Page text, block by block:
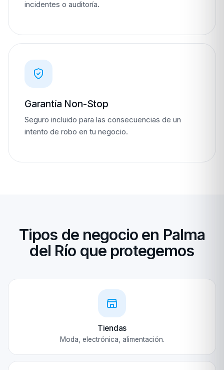
incidentes o auditoría.
Garantía Non-Stop
Seguro incluido para las consecuencias de un
intento de robo en tu negocio.
Tipos de negocio en Palma
del Río que protegemos
Tiendas
Moda, electrónica, alimentación.